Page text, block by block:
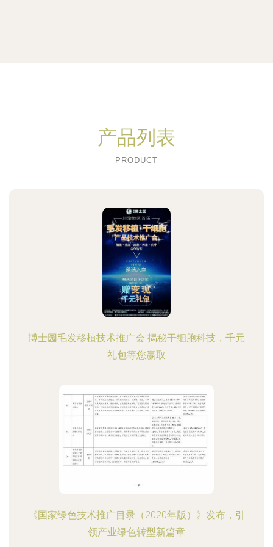
产品列表
PRODUCT
博士园毛发移植技术推广会 揭秘干细胞科技，千元
礼包等您赢取
《国家绿色技术推广目录（2020年版）》发布，引
领产业绿色转型新篇章